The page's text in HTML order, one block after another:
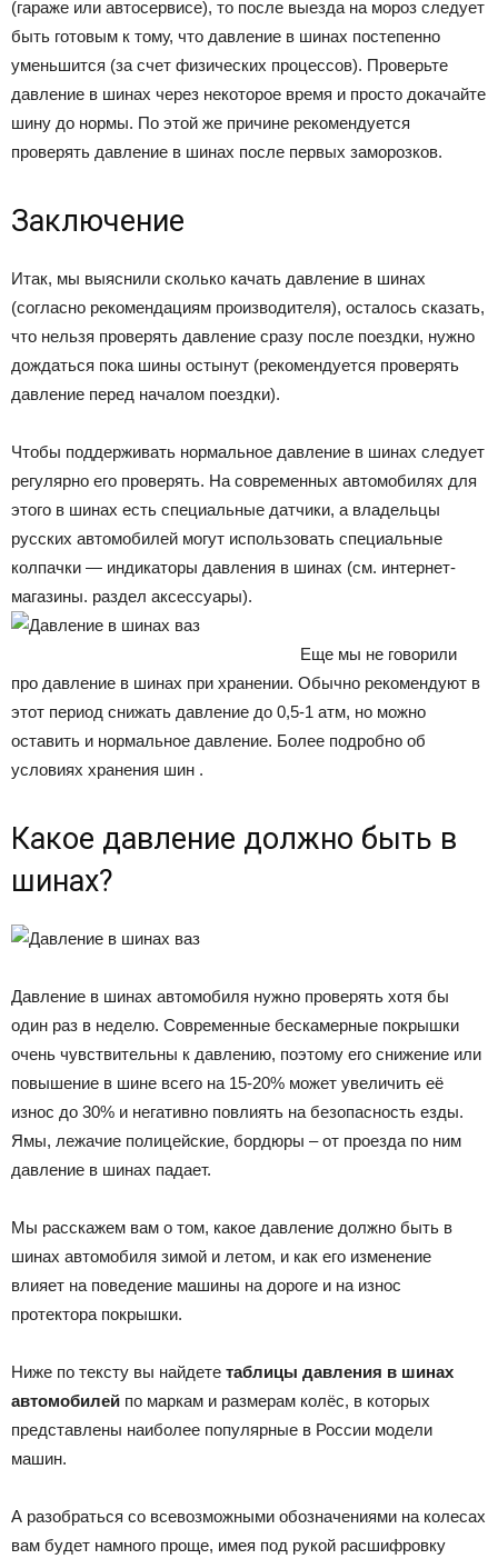
(гараже или автосервисе), то после выезда на мороз следует
быть готовым к тому, что давление в шинах постепенно
уменьшится (за счет физических процессов). Проверьте
давление в шинах через некоторое время и просто докачайте
шину до нормы. По этой же причине рекомендуется
проверять давление в шинах после первых заморозков.
Заключение
Итак, мы выяснили сколько качать давление в шинах
(согласно рекомендациям производителя), осталось сказать,
что нельзя проверять давление сразу после поездки, нужно
дождаться пока шины остынут (рекомендуется проверять
давление перед началом поездки).
Чтобы поддерживать нормальное давление в шинах следует
регулярно его проверять. На современных автомобилях для
этого в шинах есть специальные датчики, а владельцы
русских автомобилей могут использовать специальные
колпачки — индикаторы давления в шинах (см. интернет-
магазины. раздел аксессуары).
Еще мы не говорили
про давление в шинах при хранении. Обычно рекомендуют в
этот период снижать давление до 0,5-1 атм, но можно
оставить и нормальное давление. Более подробно об
условиях хранения шин .
Какое давление должно быть в
шинах?
Давление в шинах автомобиля нужно проверять хотя бы
один раз в неделю. Современные бескамерные покрышки
очень чувствительны к давлению, поэтому его снижение или
повышение в шине всего на 15-20% может увеличить её
износ до 30% и негативно повлиять на безопасность езды.
Ямы, лежачие полицейские, бордюры – от проезда по ним
давление в шинах падает.
Мы расскажем вам о том, какое давление должно быть в
шинах автомобиля зимой и летом, и как его изменение
влияет на поведение машины на дороге и на износ
протектора покрышки.
Ниже по тексту вы найдете таблицы давления в шинах
автомобилей по маркам и размерам колёс, в которых
представлены наиболее популярные в России модели
машин.
А разобраться со всевозможными обозначениями на колесах
вам будет намного проще, имея под рукой расшифровку